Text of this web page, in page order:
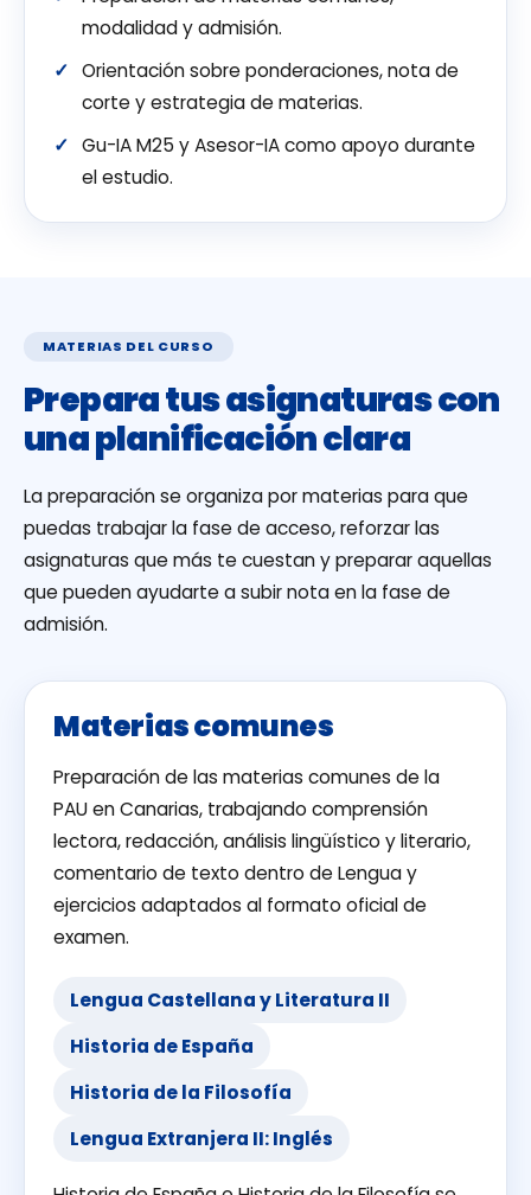
modalidad y admisión.
Orientación sobre ponderaciones, nota de
corte y estrategia de materias.
Gu-IA M25 y Asesor-IA como apoyo durante
el estudio.
MATERIAS DEL CURSO
Prepara tus asignaturas con
una planificación clara
La preparación se organiza por materias para que
puedas trabajar la fase de acceso, reforzar las
asignaturas que más te cuestan y preparar aquellas
que pueden ayudarte a subir nota en la fase de
admisión.
Materias comunes
Preparación de las materias comunes de la
PAU en Canarias, trabajando comprensión
lectora, redacción, análisis lingüístico y literario,
comentario de texto dentro de Lengua y
ejercicios adaptados al formato oficial de
examen.
Lengua Castellana y Literatura II
Historia de España
Historia de la Filosofía
Lengua Extranjera II: Inglés